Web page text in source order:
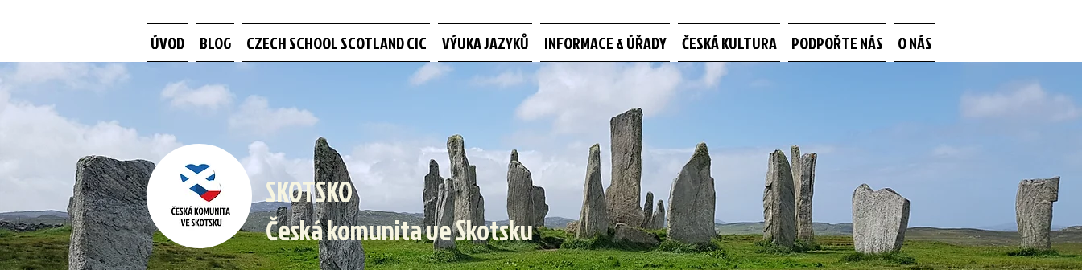
ÚVOD BLOG CZECH SCHOOL SCOTLAND CIC VÝUKA JAZYKŮ INFORMACE & ÚŘADY ČESKÁ KULTURA PODPOŘTE NÁS O NÁS
SKOTSKO
Česká komunita ve Skotsku